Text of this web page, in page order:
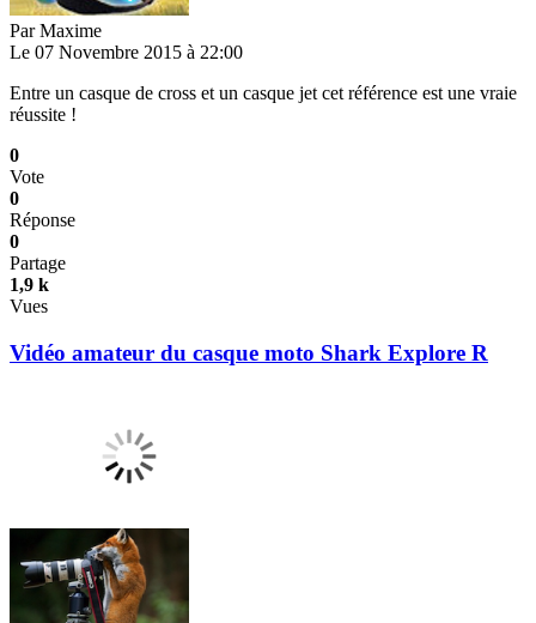
ParMaxime
Le 07 Novembre 2015 à 22:00
Entre un casque de cross et un casque jet cet référence est une vraie
réussite !
0
Vote
0
Réponse
0
Partage
1,9 k
Vues
Vidéo amateur du casque moto Shark Explore R